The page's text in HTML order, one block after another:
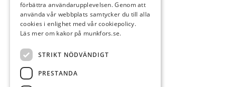
förbättra användarupplevelsen. Genom att
använda vår webbplats samtycker du till alla
cookies i enlighet med vår cookiepolicy.
Läs mer om kakor på munkfors.se.
STRIKT NÖDVÄNDIGT
PRESTANDA